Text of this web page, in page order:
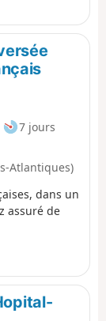
l'Urugo
en matinée
; borne
rejoindre
la route
7 jours
Atlantiques)
dans un
assuré de